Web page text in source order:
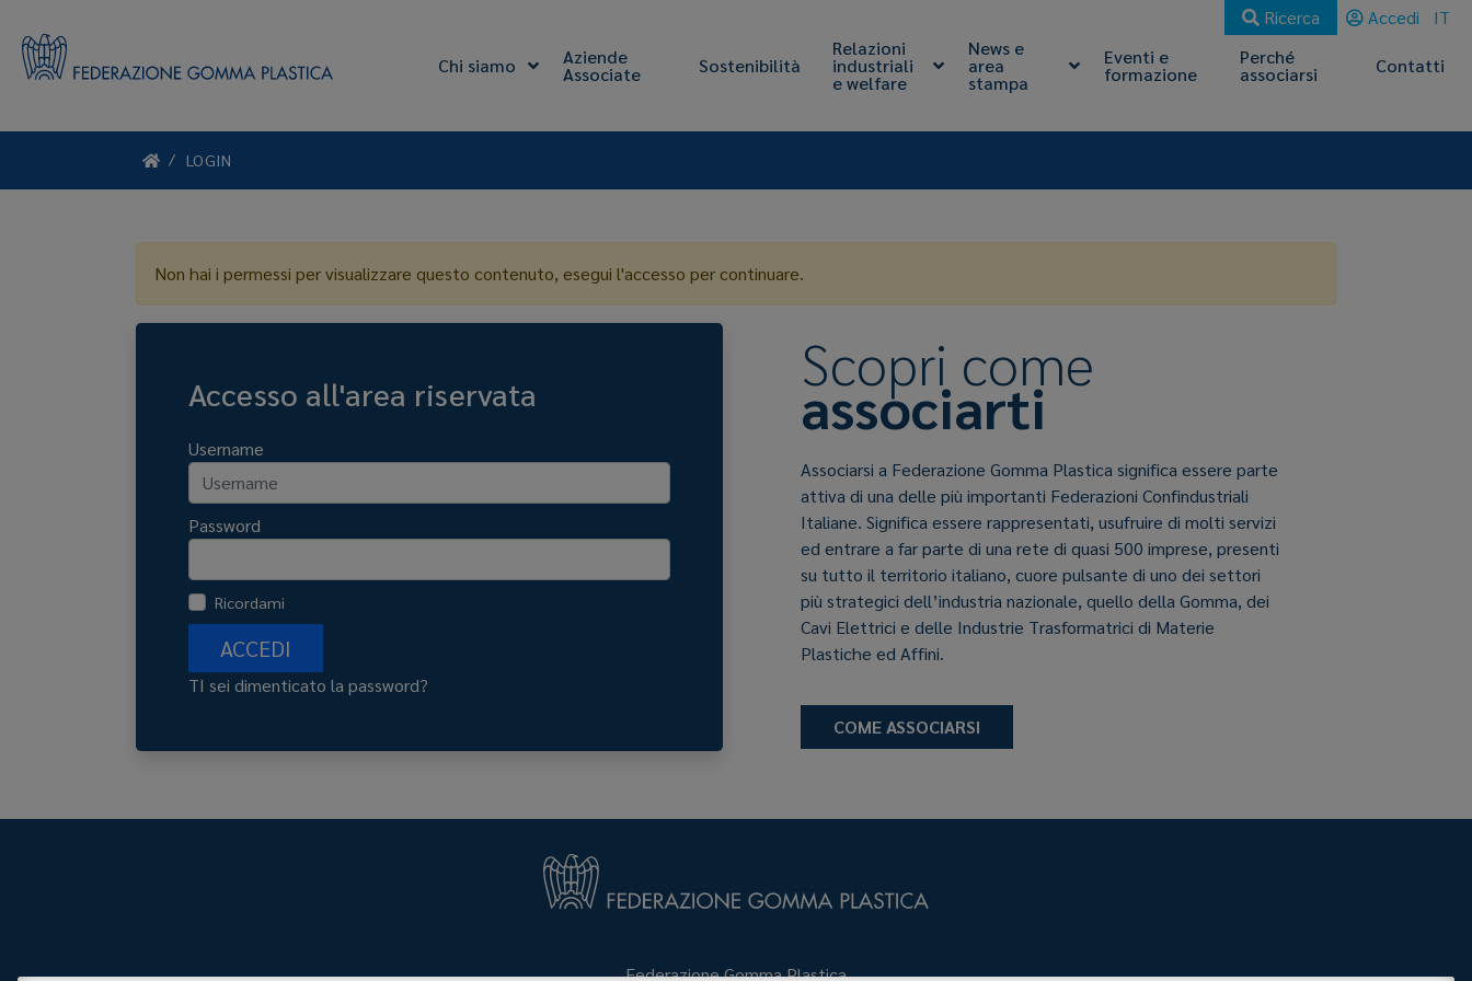
Ricerca Accedi IT
Chi siamo Aziende
Associate Sostenibilità
Relazioni
industriali
e welfare
News e
area
stampa
Eventi e
formazione
Perché
associarsi Contatti
LOGIN
Non hai i permessi per visualizzare questo contenuto, esegui l'accesso per continuare.
Accesso all'area riservata
Username
Password
Ricordami
ACCEDI
TI sei dimenticato la password?
Scopri come
associarti
Associarsi a Federazione Gomma Plastica significa essere parte
attiva di una delle più importanti Federazioni Confindustriali
Italiane. Significa essere rappresentati, usufruire di molti servizi
ed entrare a far parte di una rete di quasi 500 imprese, presenti
su tutto il territorio italiano, cuore pulsante di uno dei settori
più strategici dell’industria nazionale, quello della Gomma, dei
Cavi Elettrici e delle Industrie Trasformatrici di Materie
Plastiche ed Affini.
COME ASSOCIARSI
Federazione Gomma Plastica